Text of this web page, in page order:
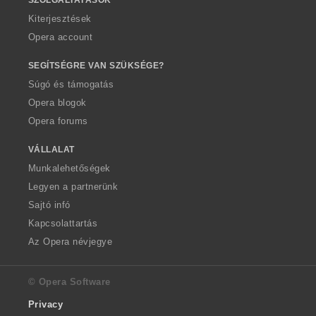
Kiterjesztések
Opera account
SEGÍTSÉGRE VAN SZÜKSÉGE?
Súgó és támogatás
Opera blogok
Opera forums
VÁLLALAT
Munkalehetőségek
Legyen a partnerünk
Sajtó infó
Kapcsolattartás
Az Opera névjegye
© Opera Software
Privacy